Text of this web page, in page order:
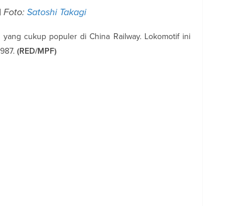
Foto:Satoshi Takagi
cukup populer di China Railway. Lokomotif ini
(RED/MPF)